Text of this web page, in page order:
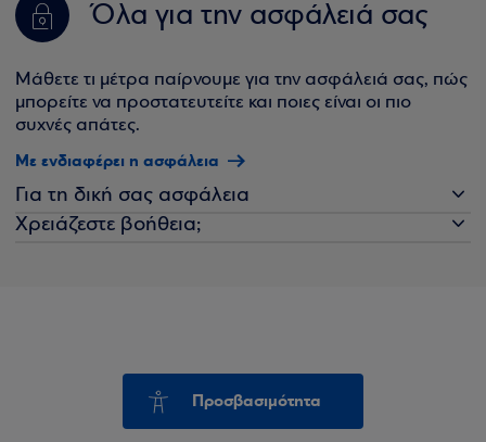
Όλα για την ασφάλειά σας
Μάθετε τι μέτρα παίρνουμε για την ασφάλειά σας, πώς
μπορείτε να προστατευτείτε και ποιες είναι οι πιο
συχνές απάτες.
Με ενδιαφέρει η ασφάλεια
Για τη δική σας ασφάλεια
Χρειάζεστε βοήθεια;
Προσβασιμότητα